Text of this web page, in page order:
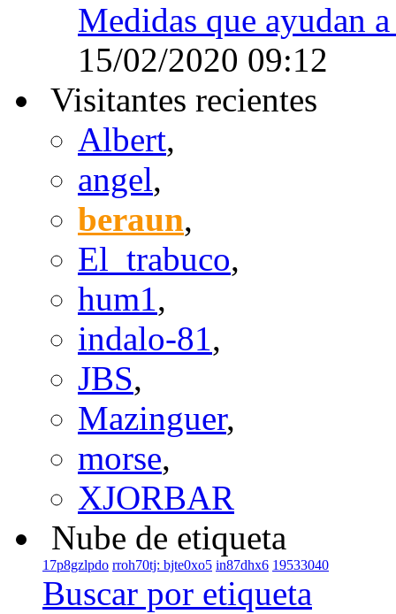
Medidas que ayudan
15/02/2020 09:12
Visitantes recientes
Albert,
angel,
beraun,
El_trabuco,
hum1,
indalo-81,
JBS,
Mazinguer,
morse,
XJORBAR
Nube de etiqueta
17p8gzlpdo rroh70tj: bjte0xo5 in87dhx6 19533040
Buscar por etiqueta